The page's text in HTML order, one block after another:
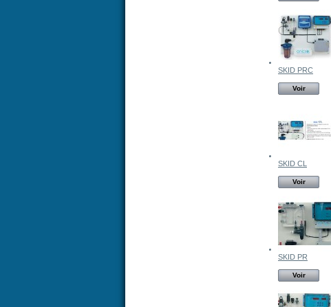
SKID PRC
Voir
SKID CL
Voir
SKID PR
Voir